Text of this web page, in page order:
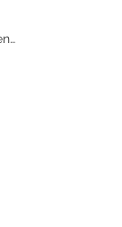
Konsultavimasis su visuomene